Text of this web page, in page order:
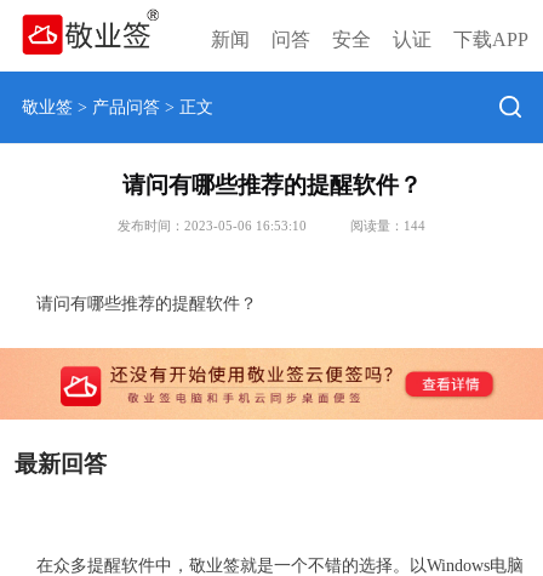
新闻 问答 安全 认证 下载APP
敬业签> 产品问答> 正文
请问有哪些推荐的提醒软件？
发布时间：2023-05-06 16:53:10 阅读量： 144
请问有哪些推荐的提醒软件？
最新回答
在众多提醒软件中，敬业签就是一个不错的选择。以Windows电脑